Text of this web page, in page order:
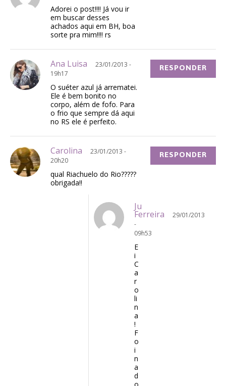
Adorei o post!!!! Já vou ir
em buscar desses
achados aqui em BH, boa
sorte pra mim!!!! rs
Ana Luisa
23/01/2013 -
19h17
O suéter azul já arrematei.
Ele é bem bonito no
corpo, além de fofo. Para
o frio que sempre dá aqui
no RS ele é perfeito.
RESPONDER
Carolina
23/01/2013 -
20h20
qual Riachuelo do Rio?????
obrigada!!
RESPONDER
Ju
Ferreira
29/01/2013
-
09h53
E
i
C
a
r
o
li
n
a
!
F
o
i
n
a
d